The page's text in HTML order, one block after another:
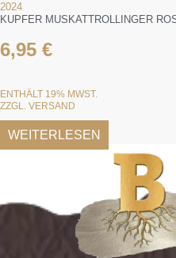
2024
KUPFER MUSKATTROLLINGER
6,95 €
ENTHÄLT 19% MWST.
ZZGL. VERSAND
WEITERLESEN